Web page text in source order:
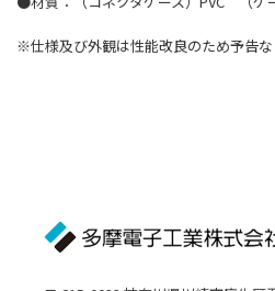
※仕様及び外観は性能改良のため予告な